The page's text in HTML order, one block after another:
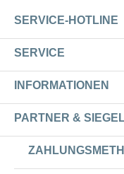
SERVICE-HOTLINE
SERVICE
INFORMATIONEN
PARTNER &